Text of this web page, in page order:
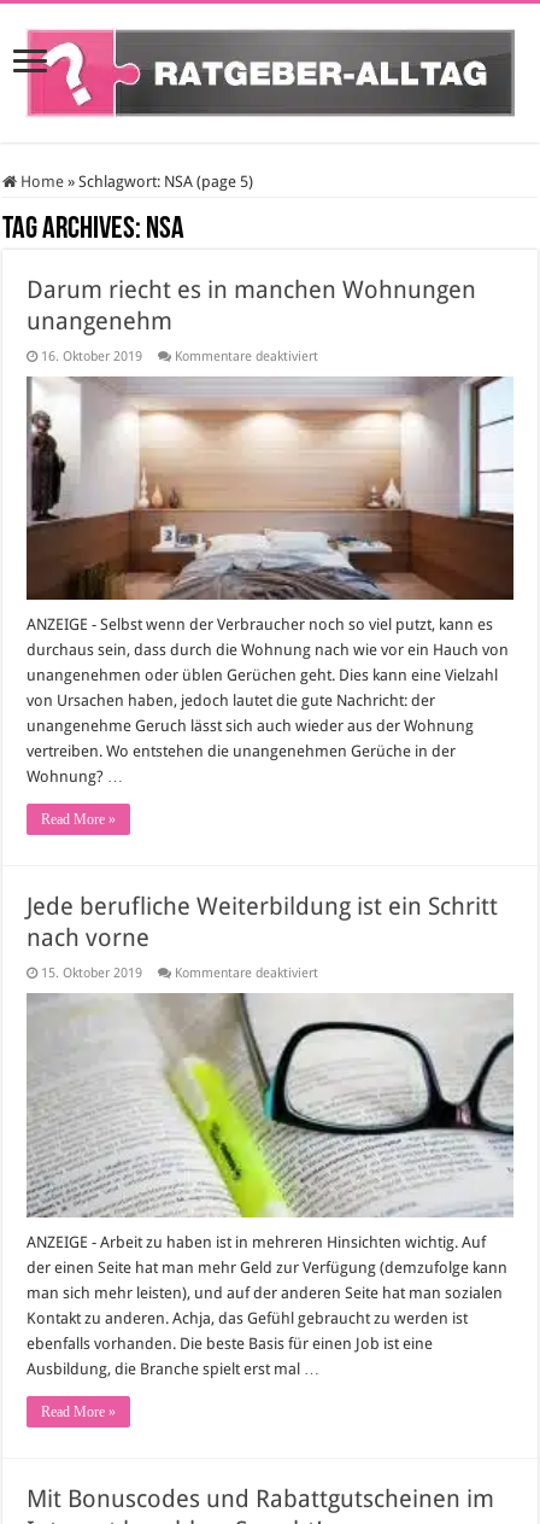
Home » Schlagwort: NSA (page 5)
Tag Archives: NSA
Darum riecht es in manchen Wohnungen
unangenehm
16. Oktober 2019 Kommentare deaktiviertfür
es
in
manchen
Wohnungen
unangenehm
ANZEIGE - Selbst wenn der Verbraucher noch so viel putzt, kann es
durchaus sein, dass durch die Wohnung nach wie vor ein Hauch von
unangenehmen oder üblen Gerüchen geht. Dies kann eine Vielzahl
von Ursachen haben, jedoch lautet die gute Nachricht: der
unangenehme Geruch lässt sich auch wieder aus der Wohnung
vertreiben. Wo entstehen die unangenehmen Gerüche in der
Wohnung? …
Read More »
Jede berufliche Weiterbildung ist ein Schritt
nach vorne
15. Oktober 2019 Kommentare deaktiviertfür
Weiterbildung
ist
nach
vorne
ANZEIGE - Arbeit zu haben ist in mehreren Hinsichten wichtig. Auf
der einen Seite hat man mehr Geld zur Verfügung (demzufolge kann
man sich mehr leisten), und auf der anderen Seite hat man sozialen
Kontakt zu anderen. Achja, das Gefühl gebraucht zu werden ist
ebenfalls vorhanden. Die beste Basis für einen Job ist eine
Ausbildung, die Branche spielt erst mal …
Read More »
Mit Bonuscodes und Rabattgutscheinen im